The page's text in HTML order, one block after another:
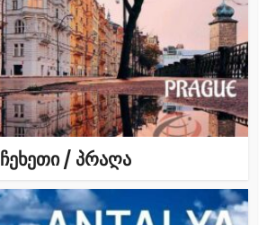
ჩეხეთი / პრაღა